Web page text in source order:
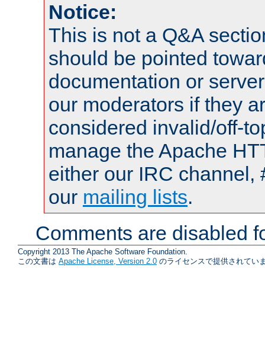
Notice:
This is not a Q&A
should be pointed
documentation or
our moderators if they
considered invalid/off-
manage the Apache
either our IRC channel,
our mailing lists.
Comments are disabled
Copyright 2013 The Apache Software Foundation.
この文書は Apache License, Version 2.0 のライセンスで提供されてい